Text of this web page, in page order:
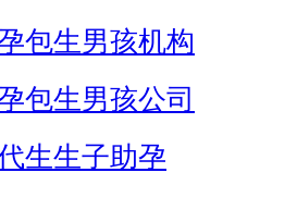
包生男孩机构
包生男孩公司
生生子助孕